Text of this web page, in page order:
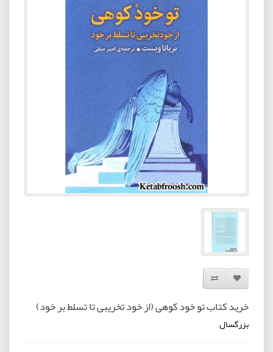
افزودن به لیست دلخواه
مقایسه این محصول
خرید کتاب تو خود کوهی (از خود تخریبی تا تسلط بر خود)
بزرگسال